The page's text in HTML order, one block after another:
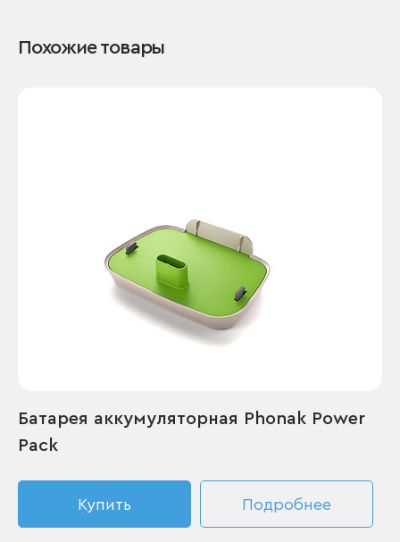
Похожие товары
Батарея аккумуляторная Phonak Power
Pack
Купить Подробнее